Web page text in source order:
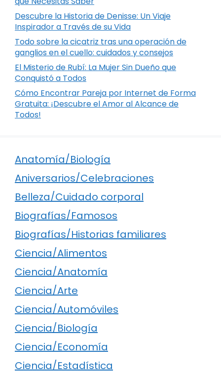
Descubre la Historia de Denisse: Un Viaje
Inspirador a Través de su Vida
Todo sobre la cicatriz tras una operación de
ganglios en el cuello: cuidados y consejos
El Misterio de Rubí: La Mujer Sin Dueño que
Conquistó a Todos
Cómo Encontrar Pareja por Internet de Forma
Gratuita: ¡Descubre el Amor al Alcance de
Todos!
Anatomía/Biología
Aniversarios/Celebraciones
Belleza/Cuidado corporal
Biografías/Famosos
Biografías/Historias familiares
Ciencia/Alimentos
Ciencia/Anatomía
Ciencia/Arte
Ciencia/Automóviles
Ciencia/Biología
Ciencia/Economía
Ciencia/Estadística